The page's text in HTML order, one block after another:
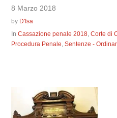
8 Marzo 2018
by D'Isa
InCassazione penale 2018,Corte di
Procedura Penale,Sentenze -